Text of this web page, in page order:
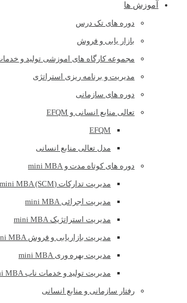
آموزش ها
دوره های تک درس
بازار یابی و فروش
مجموعه کارگاه های اموزشی تولید و
مدیریت و برنامه ریزی استراتژی
دوره های سازمانی
تعالی منابع انسانی و EFQM
EFQM
مدل تعالی منابع انسانی
دوره های کوتاه مدت و mini MBA
مدیریت تدارکات (mini MBA (SCM
مدیریت اجرائی mini MBA
مدیریت استراتژیک mini MBA
مدیریت بازاریابی و فروش mini MBA
مدیریت بهره وری mini MBA
مدیریت تولید و خدمات ناب mini MBA
رفتار سازمانی و منابع انسانی